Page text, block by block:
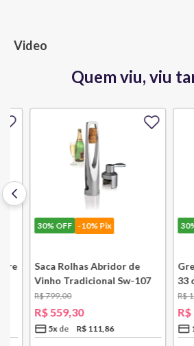
Video
Quem viu, viu
30%OFF -10% Pix
Saca Rolhas Abridor de
Vinho Tradicional Sw-107
Ply Le Creuset
799,00
559,30
5x R$ 111,86
30%
33
.579
1.
10x